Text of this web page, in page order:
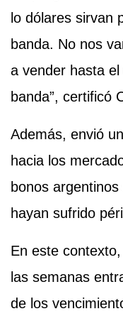
lo dólares sirvan
banda. No nos
a vender hasta
banda”, certificó
Además, envió
hacia los
bonos
hayan sufrido
En este
las semanas
de los